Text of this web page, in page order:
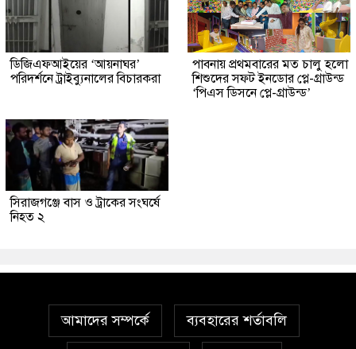
ডিজিএফআইয়ের ‘আয়নাঘর’
পরিদর্শনে ট্রাইব্যুনালের বিচারকরা
পাবনায় প্রথমবারের মত চালু হলো
শিশুদের সফট ইনডোর প্লে-গ্রাউন্ড
‘পিএস ডিসনে প্লে-গ্রাউন্ড’
সিরাজগঞ্জে বাস ও ট্রাকের সংঘর্ষে
নিহত ২
আমাদের সম্পর্কে ব্যবহারের শর্তাবলি